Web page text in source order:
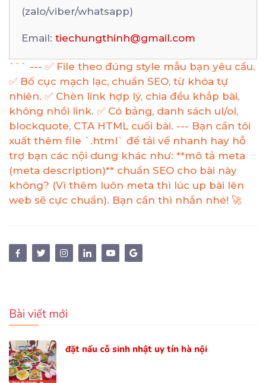
(zalo/viber/whatsapp)
Email: tiechungthinh@gmail.com
``` --- ✅ File theo đúng style mẫu bạn yêu cầu.
✅ Bố cục mạch lạc, chuẩn SEO, từ khóa tự
nhiên. ✅ Chèn link hợp lý, chia đều khắp bài,
không nhồi link. ✅ Có bảng, danh sách ul/ol,
blockquote, CTA HTML cuối bài. --- Bạn cần tôi
xuất thêm file `.html` để tải về nhanh hay hỗ
trợ bạn các nội dung khác như: **mô tả meta
(meta description)** chuẩn SEO cho bài này
không? (Vì thêm luôn meta thì lúc up bài lên
web sẽ cực chuẩn). Bạn cần thì nhắn nhé! 🚀
Bài viết mới
đặt nấu cỗ sinh nhật uy tín hà nội